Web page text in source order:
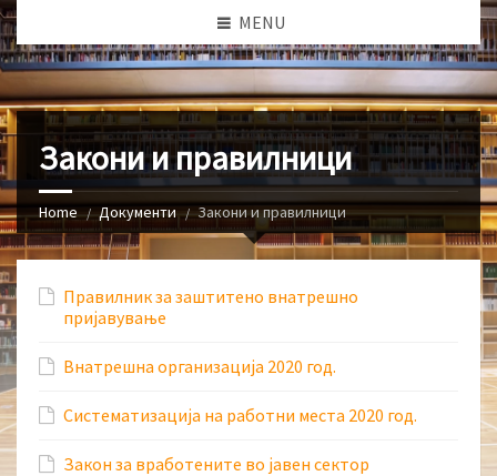
MENU
Закони и правилници
Home Документи Закони и правилници
Правилник за заштитено внатрешно
пријавување
Внатрешна организација 2020 год.
Систематизација на работни места 2020 год.
Закон за вработените во јавен сектор